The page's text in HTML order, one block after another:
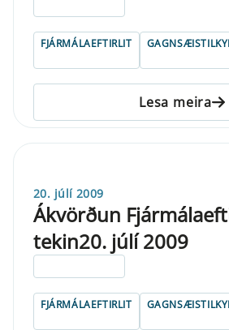
FJÁRMÁLAEFTIRLIT
Lesa meira
20. júlí 2009
Ákvörðun
tekin20. júlí 2009
FJÁRMÁLAEFTIRLIT